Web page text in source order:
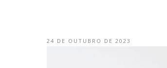
24 DE OUTUBRO DE 2023